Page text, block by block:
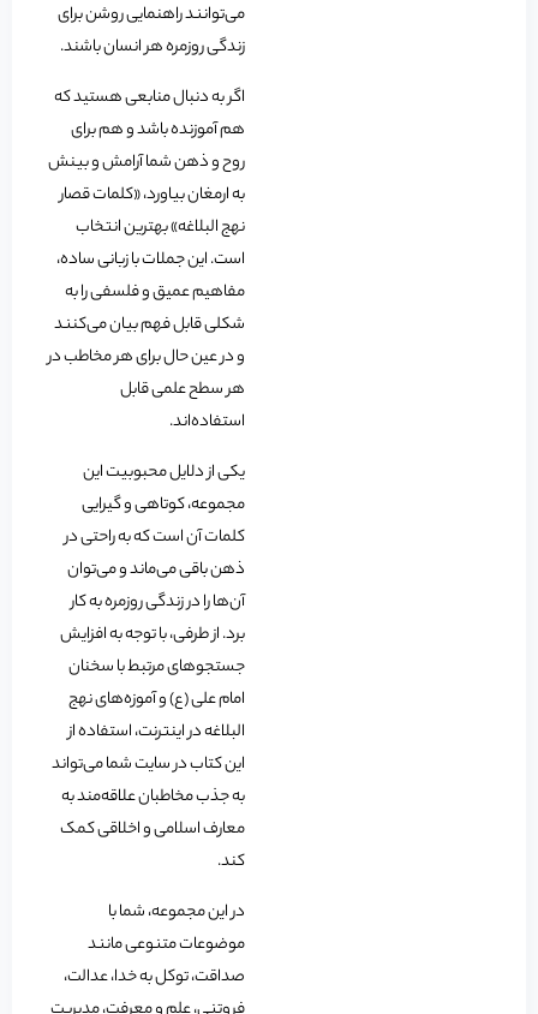
می‌توانند راهنمایی روشن برای
زندگی روزمره هر انسان باشند.
اگر به دنبال منابعی هستید که
هم آموزنده باشد و هم برای
روح و ذهن شما آرامش و بینش
به ارمغان بیاورد، «کلمات قصار
نهج البلاغه» بهترین انتخاب
است. این جملات با زبانی ساده،
مفاهیم عمیق و فلسفی را به
شکلی قابل فهم بیان می‌کنند
و در عین حال برای هر مخاطب در
هر سطح علمی قابل
استفاده‌اند.
یکی از دلایل محبوبیت این
مجموعه، کوتاهی و گیرایی
کلمات آن است که به راحتی در
ذهن باقی می‌ماند و می‌توان
آن‌ها را در زندگی روزمره به کار
برد. از طرفی، با توجه به افزایش
جستجوهای مرتبط با سخنان
امام علی (ع) و آموزه‌های نهج
البلاغه در اینترنت، استفاده از
این کتاب در سایت شما می‌تواند
به جذب مخاطبان علاقه‌مند به
معارف اسلامی و اخلاقی کمک
کند.
در این مجموعه، شما با
موضوعات متنوعی مانند
صداقت، توکل به خدا، عدالت،